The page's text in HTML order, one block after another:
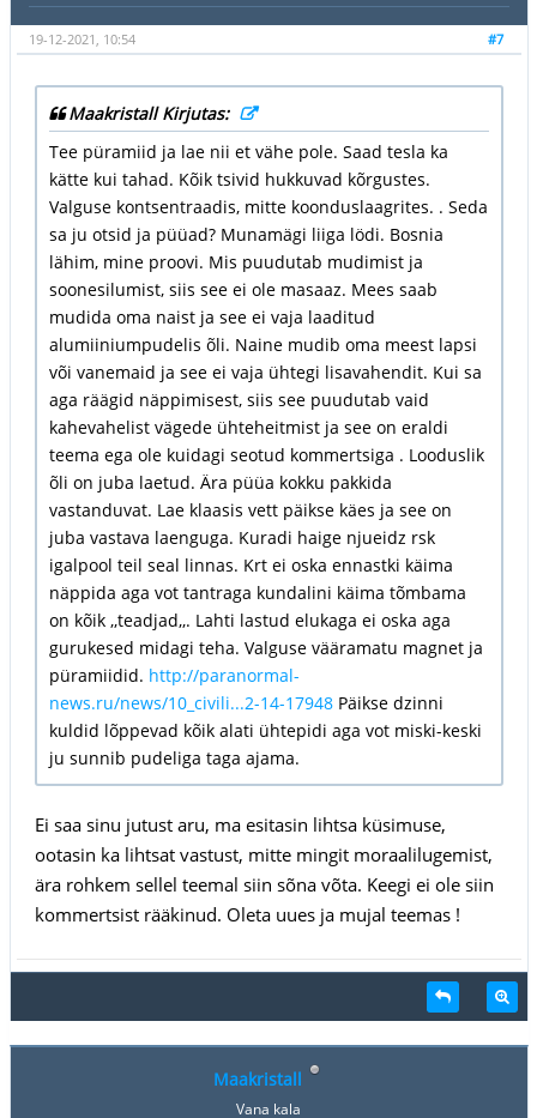
#7
19-12-2021, 10:54
Maakristall Kirjutas:
Tee püramiid ja lae nii et vähe pole. Saad tesla ka
kätte kui tahad. Kõik tsivid hukkuvad kõrgustes.
Valguse kontsentraadis, mitte koonduslaagrites. . Seda
sa ju otsid ja püüad? Munamägi liiga lödi. Bosnia
lähim, mine proovi. Mis puudutab mudimist ja
soonesilumist, siis see ei ole masaaz. Mees saab
mudida oma naist ja see ei vaja laaditud
alumiiniumpudelis õli. Naine mudib oma meest lapsi
või vanemaid ja see ei vaja ühtegi lisavahendit. Kui sa
aga räägid näppimisest, siis see puudutab vaid
kahevahelist vägede ühteheitmist ja see on eraldi
teema ega ole kuidagi seotud kommertsiga . Looduslik
õli on juba laetud. Ära püüa kokku pakkida
vastanduvat. Lae klaasis vett päikse käes ja see on
juba vastava laenguga. Kuradi haige njueidz rsk
igalpool teil seal linnas. Krt ei oska ennastki käima
näppida aga vot tantraga kundalini käima tõmbama
on kõik ,,teadjad,,. Lahti lastud elukaga ei oska aga
gurukesed midagi teha. Valguse vääramatu magnet ja
püramiidid. http://paranormal-
news.ru/news/10_civili...2-14-17948Päikse dzinni
kuldid lõppevad kõik alati ühtepidi aga vot miski-keski
ju sunnib pudeliga taga ajama.
Ei saa sinu jutust aru, ma esitasin lihtsa küsimuse,
ootasin ka lihtsat vastust, mitte mingit moraalilugemist,
ära rohkem sellel teemal siin sõna võta. Keegi ei ole siin
kommertsist rääkinud. Oleta uues ja mujal teemas !
Maakristall
Vana kala